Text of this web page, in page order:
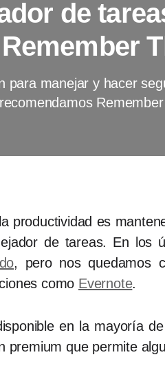
de
para manejar y hacer
productividad es
de tareas. En los
, pero nos quedamos
como Evernote.
en la mayoría
premium que permite